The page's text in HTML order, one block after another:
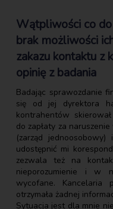
Wątpliwości co
brak możliwości
zakazu kontaktu z
opinię z badania
Badając sprawozdanie
się od jej dyrektora
kontrahentów
do zapłaty za
(zarząd
udostępnić mi
zezwala też na
nieporozumienie i w
wycofane. Kancelaria
otrzymała żadnej
Sytuacja jest dla mnie